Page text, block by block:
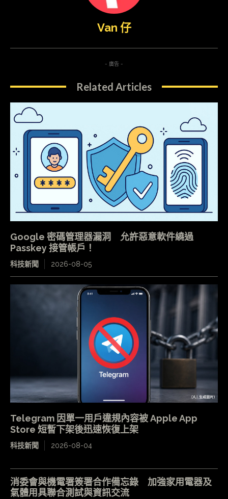
Van 仔
- 廣告 -
Related Articles
Google 密碼管理器漏洞 允許惡意軟件繞過
Passkey 接管帳戶！
科技新聞 2026-08-05
Telegram 因單一用戶違規內容被 Apple App
Store 短暫下架後迅速恢復上架
科技新聞 2026-08-04
消委會與機電署簽署合作備忘錄 加強家用電器及
氣體用具聯合測試與資訊交流